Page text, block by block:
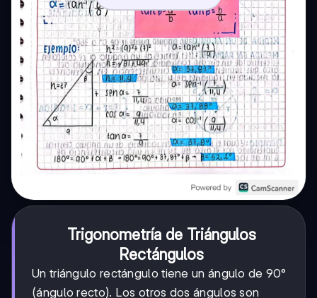
Trigonometría de Triángulos
Rectángulos
Un triángulo rectángulo tiene un ángulo de 90°
(ángulo recto). Los otros dos ángulos son